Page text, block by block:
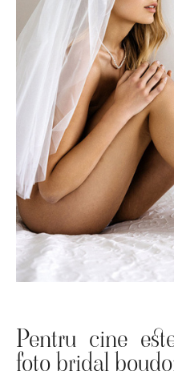
Pentru cine
foto bridal